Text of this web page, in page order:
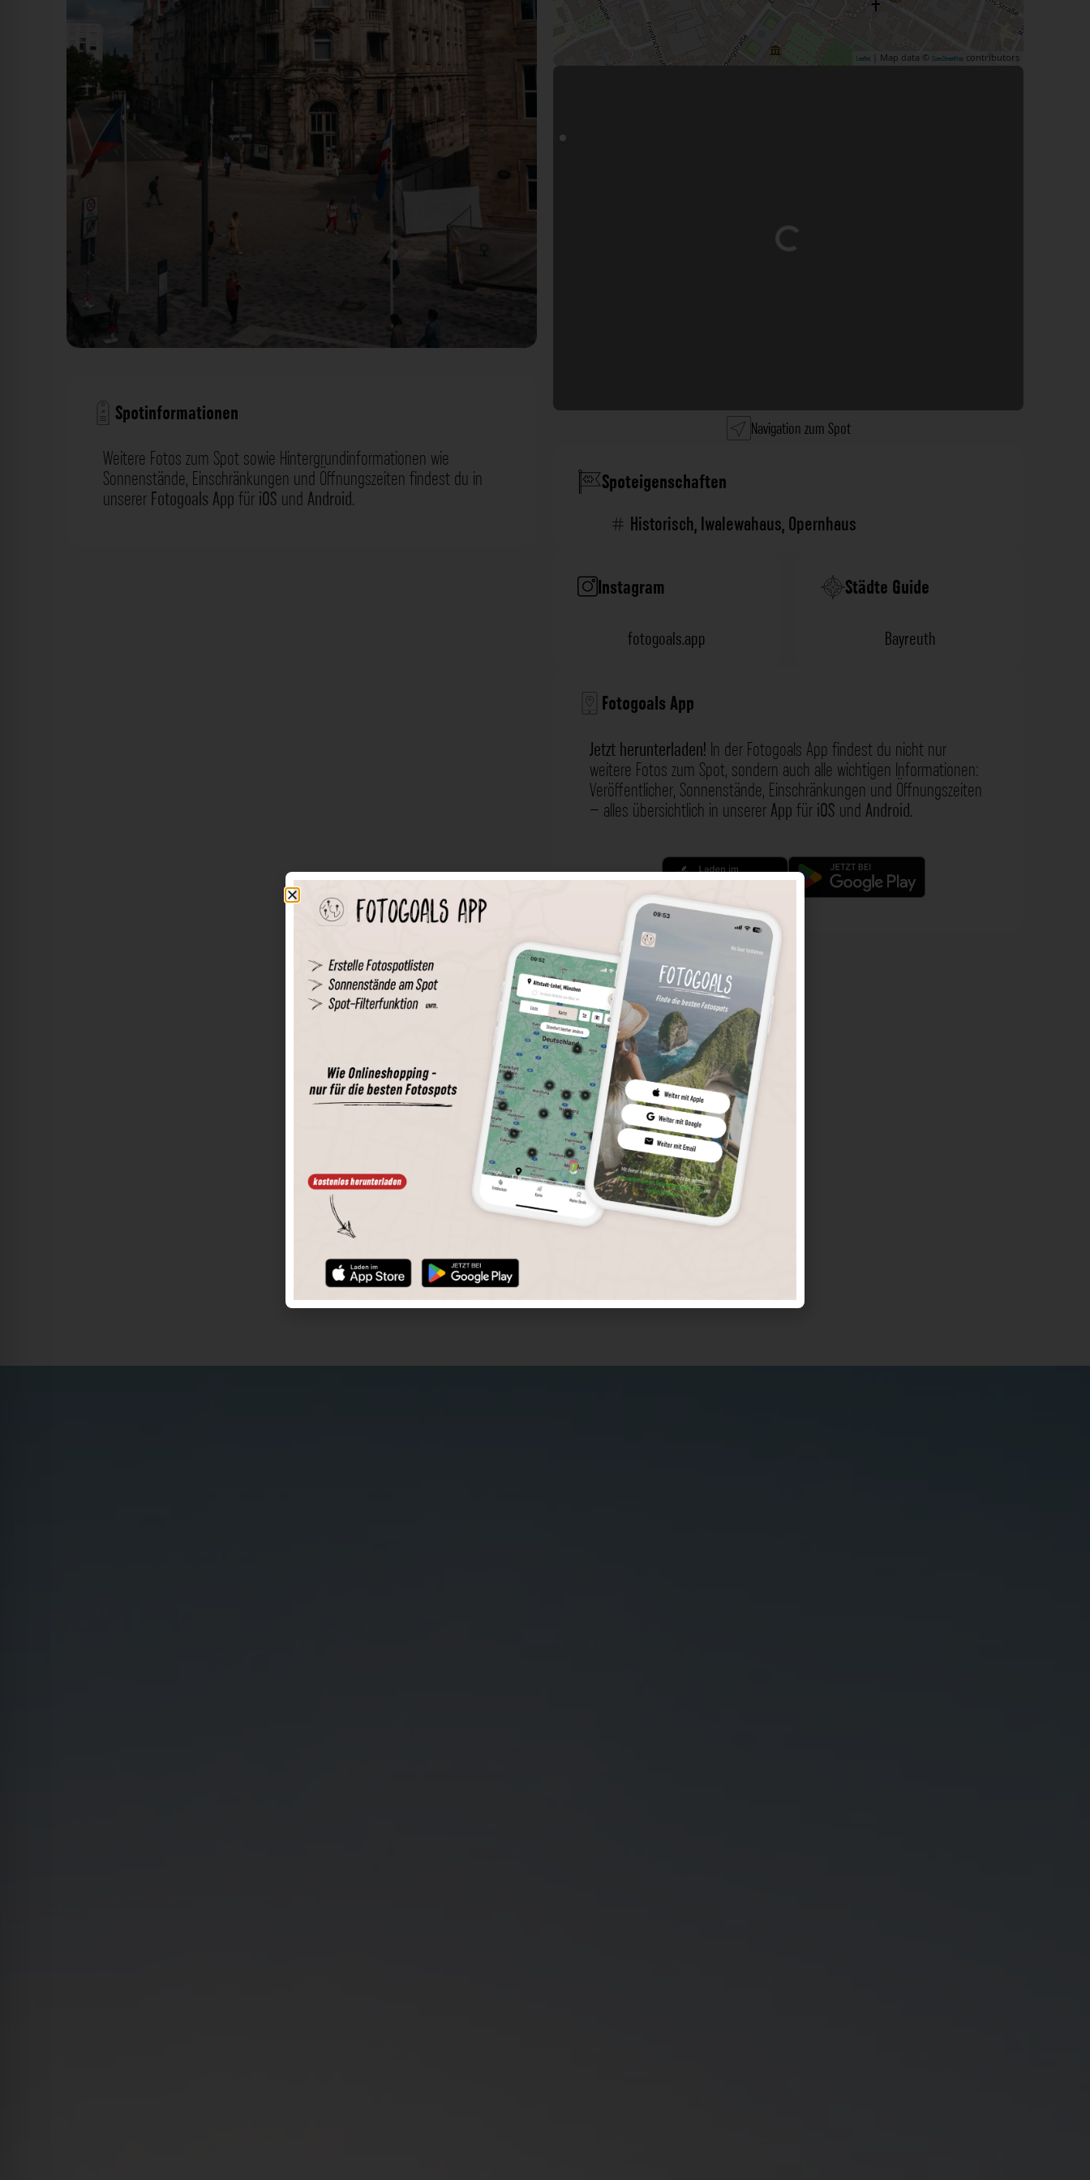
Spotinformationen
Weitere Fotos zum Spot sowie Hintergrundinformationen wie
Sonnenstände, Einschränkungen und Öffnungszeiten findest du in
unsererFotogoals AppfüriOS undAndroid.
Leaflet | Map data © OpenStreetMap contributors
Navigation zum Spot
Spoteigenschaften
Historisch,Iwalewahaus,Opernhaus
Instagram
fotogoals.app
Städte Guide
Bayreuth
Fotogoals App
Jetzt herunterladen! In der Fotogoals App findest du nicht nur
weitere Fotos zum Spot, sondern auch alle wichtigen Informationen:
Veröffentlicher, Sonnenstände, Einschränkungen und Öffnungszeiten
– alles übersichtlich in unsererAppfüriOS undAndroid.